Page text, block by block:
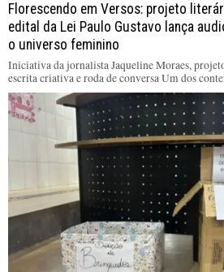
Florescendo em Versos: projeto
edital da Lei Paulo Gustavo lança
o universo feminino
Iniciativa da jornalista Jaqueline Moraes,
escrita criativa e roda de conversa Um dos